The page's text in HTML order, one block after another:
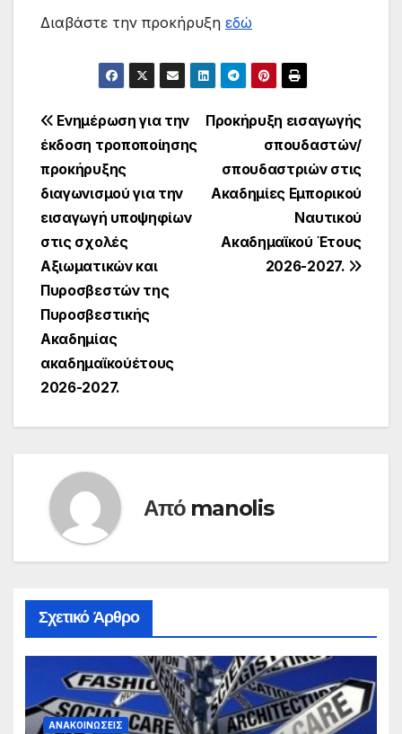
Διαβάστε την προκήρυξη εδώ
Πλοήγηση
άρθρων
Προκήρυξη εισαγωγής
σπουδαστών/
σπουδαστριών στις
Ακαδημίες Εμπορικού
Ναυτικού
Ακαδημαϊκού Έτους
2026-2027.
Ενημέρωση για την
έκδοση τροποποίησης
προκήρυξης
διαγωνισμού για την
εισαγωγή υποψηφίων
στις σχολές
Αξιωματικών και
Πυροσβεστών της
Πυροσβεστικής
Ακαδημίας
ακαδημαϊκούέτους
2026-2027.
Από manolis
Σχετικό Άρθρο
ΑΝΑΚΟΙΝΏΣΕΙΣ